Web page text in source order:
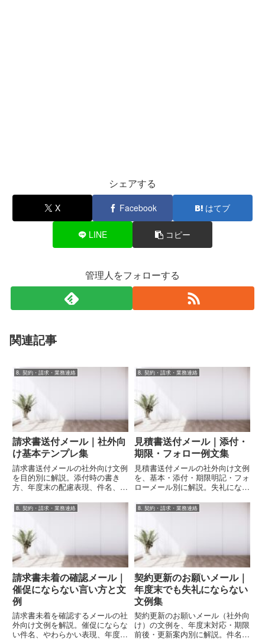
シェアする
X Facebook はてブ
LINE コピー
管理人をフォローする
関連記事
8. 契約・請求・業務連絡
請求書送付メール｜社外向
け基本テンプレ集
請求書送付メールの社外向け文例
を目的別に解説。添付時の書き
方、年度末の配慮表現、件名、結
えるテンプレ付き。
8. 契約・請求・業務連絡
見積書送付メール｜添付・
期限・フォロー例文集
見積書送付メールの社外向け文例
を、基本・添付・期限明記・フォ
ローメール別に解説。失礼になら
NG例まで網羅します。
8. 契約・請求・業務連絡
請求書未着の確認メール｜
催促にならない言い方と文
例
請求書未着を確認するメールの社
外向け文例を解説。催促にならな
い件名、やわらかい表現、年度末
8. 契約・請求・業務連絡
契約更新のお願いメール｜
年度末でも失礼にならない
文例集
契約更新のお願いメール（社外向
け）の文例を、年度末対応・期限
前後・更新案内別に解説。件名、